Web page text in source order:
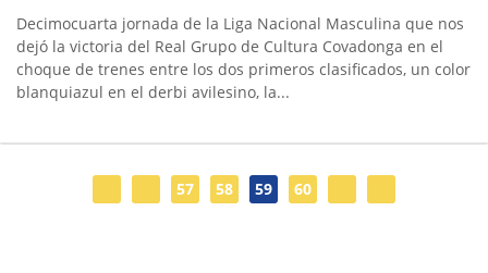
Decimocuarta jornada de la Liga Nacional Masculina que nos
dejó la victoria del Real Grupo de Cultura Covadonga en el
choque de trenes entre los dos primeros clasificados, un color
blanquiazul en el derbi avilesino, la...
57 58 59 60